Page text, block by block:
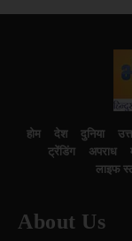
होम देश दुनिया
ट्रेंडिंग
अपराध
लाइफ
About Us